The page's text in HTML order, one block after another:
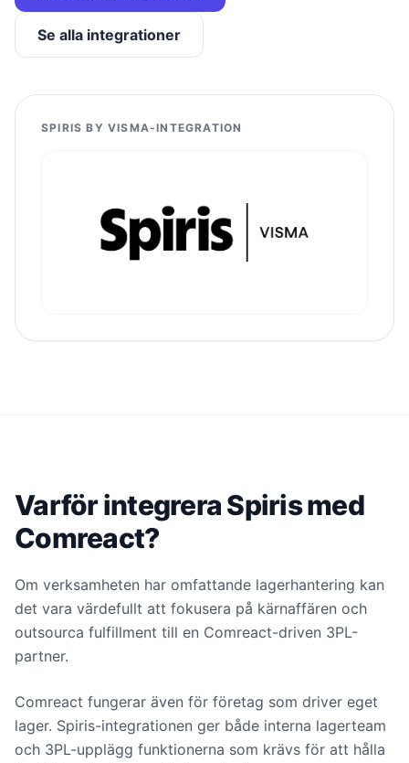
Se alla integrationer
SPIRIS BY VISMA-INTEGRATION
Varför integrera Spiris med
Comreact?
Om verksamheten har omfattande lagerhantering kan
det vara värdefullt att fokusera på kärnaffären och
outsourca fulfillment till en Comreact-driven 3PL-
partner.
Comreact fungerar även för företag som driver eget
lager. Spiris-integrationen ger både interna lagerteam
och 3PL-upplägg funktionerna som krävs för att hålla